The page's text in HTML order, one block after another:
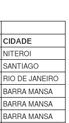
CIDADE
NITEROI
SANTIAGO
RIO DE JANEIRO
BARRA MANSA
BARRA MANSA
BARRA MANSA